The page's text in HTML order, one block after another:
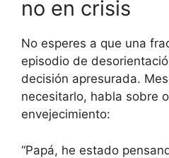
no en crisis
No esperes a que una
episodio de
decisión apresurada.
necesitarlo, habla sobre
envejecimiento:
“Papá, he estado